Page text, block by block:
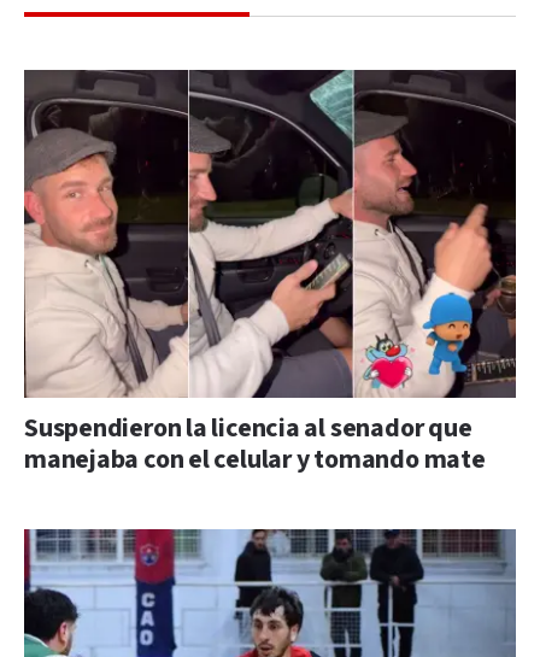
Suspendieron la licencia al senador que
manejaba con el celular y tomando mate